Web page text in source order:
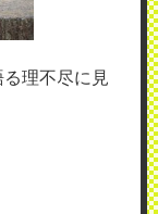
理不尽に見